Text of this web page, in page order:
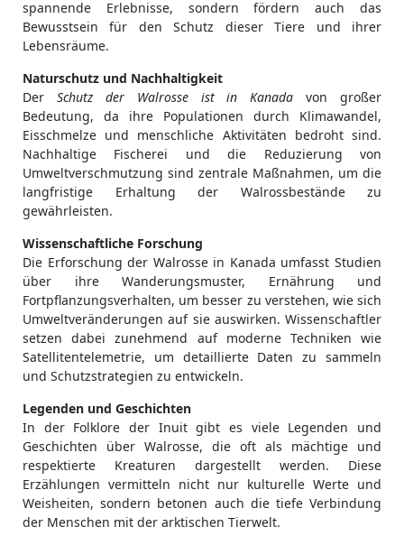
spannende Erlebnisse, sondern fördern auch das
Bewusstsein für den Schutz dieser Tiere und ihrer
Lebensräume.
Naturschutz und Nachhaltigkeit
Der Schutz der Walrosse ist in Kanada von großer
Bedeutung, da ihre Populationen durch Klimawandel,
Eisschmelze und menschliche Aktivitäten bedroht sind.
Nachhaltige Fischerei und die Reduzierung von
Umweltverschmutzung sind zentrale Maßnahmen, um die
langfristige Erhaltung der Walrossbestände zu
gewährleisten.
Wissenschaftliche Forschung
Die Erforschung der Walrosse in Kanada umfasst Studien
über ihre Wanderungsmuster, Ernährung und
Fortpflanzungsverhalten, um besser zu verstehen, wie sich
Umweltveränderungen auf sie auswirken. Wissenschaftler
setzen dabei zunehmend auf moderne Techniken wie
Satellitentelemetrie, um detaillierte Daten zu sammeln
und Schutzstrategien zu entwickeln.
Legenden und Geschichten
In der Folklore der Inuit gibt es viele Legenden und
Geschichten über Walrosse, die oft als mächtige und
respektierte Kreaturen dargestellt werden. Diese
Erzählungen vermitteln nicht nur kulturelle Werte und
Weisheiten, sondern betonen auch die tiefe Verbindung
der Menschen mit der arktischen Tierwelt.